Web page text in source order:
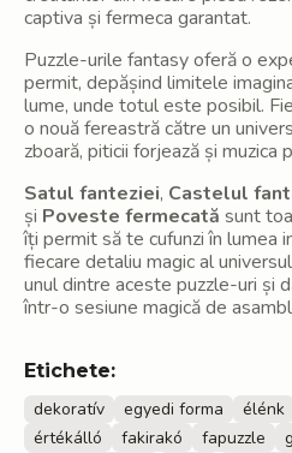
captiva și fermeca garantat.
Puzzle-urile fantasy oferă o
permit, depășind limitele
lume, unde totul este posibil.
o nouă fereastră către un
zboară, piticii forjează și muzica
Satul fanteziei, Castelul
și Poveste fermecată sunt
îți permit să te cufunzi în lumea
fiecare detaliu magic al
unul dintre aceste puzzle-uri și
într-o sesiune magică de
Etichete:
dekoratív
egyedi forma élénk
értékálló
fakirakó fapuzzle